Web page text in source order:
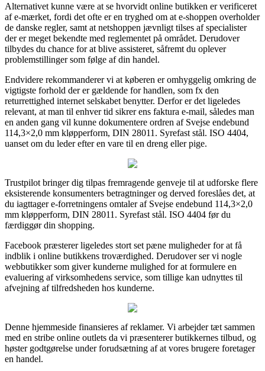
Alternativet kunne være at se hvorvidt online butikken er verificeret
af e-mærket, fordi det ofte er en tryghed om at e-shoppen overholder
de danske regler, samt at netshoppen jævnligt tilses af specialister
der er meget bekendte med reglementet på området. Derudover
tilbydes du chance for at blive assisteret, såfremt du oplever
problemstillinger som følge af din handel.
Endvidere rekommanderer vi at køberen er omhyggelig omkring de
vigtigste forhold der er gældende for handlen, som fx den
returrettighed internet selskabet benytter. Derfor er det ligeledes
relevant, at man til enhver tid sikrer ens faktura e-mail, således man
en anden gang vil kunne dokumentere ordren af Svejse endebund
114,3×2,0 mm kløpperform, DIN 28011. Syrefast stål. ISO 4404,
uanset om du leder efter en vare til en dreng eller pige.
Trustpilot bringer dig tilpas fremragende genveje til at udforske flere
eksisterende konsumenters betragtninger og derved foreslåes det, at
du iagttager e-forretningens omtaler af Svejse endebund 114,3×2,0
mm kløpperform, DIN 28011. Syrefast stål. ISO 4404 før du
færdiggør din shopping.
Facebook præsterer ligeledes stort set pæne muligheder for at få
indblik i online butikkens troværdighed. Derudover ser vi nogle
webbutikker som giver kunderne mulighed for at formulere en
evaluering af virksomhedens service, som tillige kan udnyttes til
afvejning af tilfredsheden hos kunderne.
Denne hjemmeside finansieres af reklamer. Vi arbejder tæt sammen
med en stribe online outlets da vi præsenterer butikkernes tilbud, og
høster godtgørelse under forudsætning af at vores brugere foretager
en handel.